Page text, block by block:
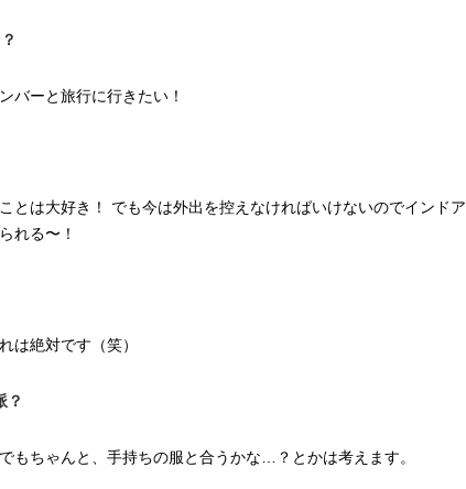
バーと旅行に行きたい！
とは大好き！ でも今は外出を控えなければいけないのでインドア
れる〜！
は絶対です（笑）
？
もちゃんと、手持ちの服と合うかな…？とかは考えます。